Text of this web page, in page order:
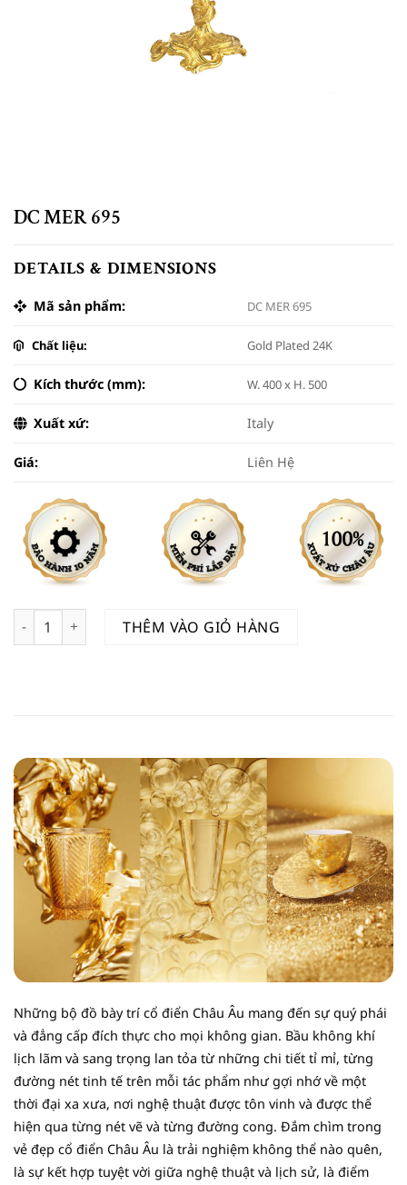
DC MER 695
DETAILS & DIMENSIONS
Mã sản phẩm: DC MER 695
Chất liệu: Gold Plated 24K
Kích thước (mm): W. 400 x H. 500
Xuất xứ: Italy
Giá: Liên Hệ
DC MER 695 số lượngTHÊM VÀO GIỎ HÀNG
Những bộ đồ bày trí cổ điển Châu Âu mang đến sự quý phái
và đẳng cấp đích thực cho mọi không gian. Bầu không khí
lịch lãm và sang trọng lan tỏa từ những chi tiết tỉ mỉ, từng
đường nét tinh tế trên mỗi tác phẩm như gợi nhớ về một
thời đại xa xưa, nơi nghệ thuật được tôn vinh và được thể
hiện qua từng nét vẽ và từng đường cong. Đắm chìm trong
vẻ đẹp cổ điển Châu Âu là trải nghiệm không thể nào quên,
là sự kết hợp tuyệt vời giữa nghệ thuật và lịch sử, là điểm